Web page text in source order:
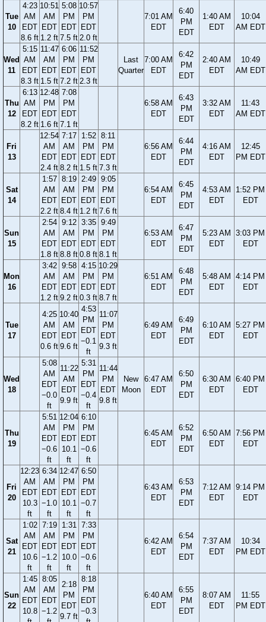
Tue
10
4:23
AM
EDT
8.6 ft
10:51
AM
EDT
1.2 ft
5:08
PM
EDT
7.5 ft
10:57
PM
EDT
2.0 ft
7:01 AM
EDT
6:40
PM
EDT
1:40 AM
EDT
10:04
AM EDT
Wed
11
5:15
AM
EDT
8.3 ft
11:47
AM
EDT
1.5 ft
6:06
PM
EDT
7.2 ft
11:52
PM
EDT
2.3 ft
Last
Quarter
7:00 AM
EDT
6:42
PM
EDT
2:40 AM
EDT
10:49
AM EDT
Thu
12
6:13
AM
EDT
8.2 ft
12:48
PM
EDT
1.6 ft
7:08
PM
EDT
7.1 ft
6:58 AM
EDT
6:43
PM
EDT
3:32 AM
EDT
11:43
AM EDT
Fri
13
12:54
AM
EDT
2.4 ft
7:17
AM
EDT
8.2 ft
1:52
PM
EDT
1.5 ft
8:11
PM
EDT
7.3 ft
6:56 AM
EDT
6:44
PM
EDT
4:16 AM
EDT
12:45
PM EDT
Sat
14
1:57
AM
EDT
2.2 ft
8:19
AM
EDT
8.4 ft
2:49
PM
EDT
1.2 ft
9:05
PM
EDT
7.6 ft
6:54 AM
EDT
6:45
PM
EDT
4:53 AM
EDT
1:52 PM
EDT
Sun
15
2:54
AM
EDT
1.8 ft
9:12
AM
EDT
8.8 ft
3:35
PM
EDT
0.8 ft
9:49
PM
EDT
8.1 ft
6:53 AM
EDT
6:47
PM
EDT
5:23 AM
EDT
3:03 PM
EDT
Mon
16
3:42
AM
EDT
1.2 ft
9:58
AM
EDT
9.2 ft
4:15
PM
EDT
0.3 ft
10:29
PM
EDT
8.7 ft
6:51 AM
EDT
6:48
PM
EDT
5:48 AM
EDT
4:14 PM
EDT
Tue
17
4:25
AM
EDT
0.6 ft
10:40
AM
EDT
9.6 ft
4:53
PM
EDT
−0.1
ft
11:07
PM
EDT
9.3 ft
6:49 AM
EDT
6:49
PM
EDT
6:10 AM
EDT
5:27 PM
EDT
Wed
18
5:08
AM
EDT
−0.0
ft
11:22
AM
EDT
9.9 ft
5:31
PM
EDT
−0.4
ft
11:44
PM
EDT
9.8 ft
New
Moon
6:47 AM
EDT
6:50
PM
EDT
6:30 AM
EDT
6:40 PM
EDT
Thu
19
5:51
AM
EDT
−0.6
ft
12:04
PM
EDT
10.1
ft
6:10
PM
EDT
−0.6
ft
6:45 AM
EDT
6:52
PM
EDT
6:50 AM
EDT
7:56 PM
EDT
Fri
20
12:23
AM
EDT
10.3
ft
6:34
AM
EDT
−1.0
ft
12:47
PM
EDT
10.1
ft
6:50
PM
EDT
−0.7
ft
6:43 AM
EDT
6:53
PM
EDT
7:12 AM
EDT
9:14 PM
EDT
Sat
21
1:02
AM
EDT
10.6
ft
7:19
AM
EDT
−1.2
ft
1:31
PM
EDT
10.0
ft
7:33
PM
EDT
−0.6
ft
6:42 AM
EDT
6:54
PM
EDT
7:37 AM
EDT
10:34
PM EDT
Sun
22
1:45
AM
EDT
10.8
8:05
AM
EDT
−1.2
2:18
PM
EDT
9.7 ft
8:18
PM
EDT
−0.3
6:40 AM
EDT
6:55
PM
EDT
8:07 AM
EDT
11:55
PM EDT